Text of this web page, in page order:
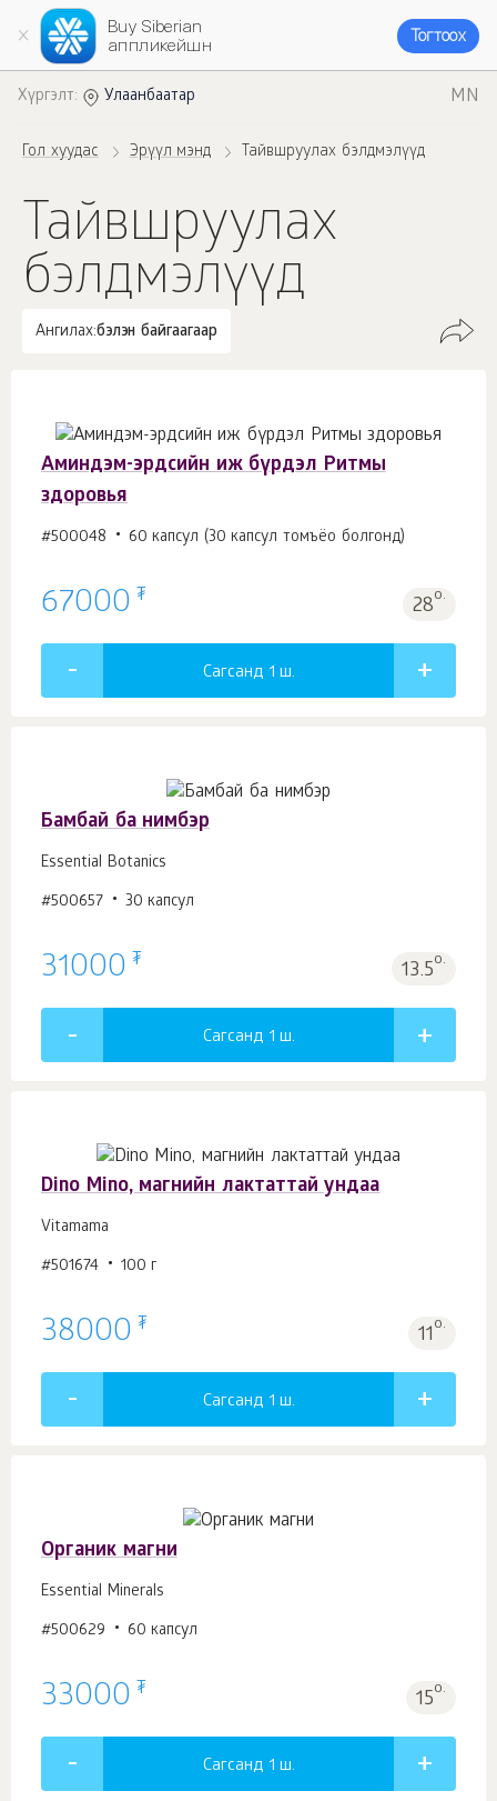
Buy Siberian
аппликейшн
Тогтоох
Хүргэлт: Улаанбаатар MN
Гол хуудас Эрүүл мэнд Тайвшруулах бэлдмэлүүд
Тайвшруулах
бэлдмэлүүд
Ангилах:бэлэн байгаагаар
Аминдэм-эрдсийн иж бүрдэл Ритмы
здоровья
#500048 60 капсул (30 капсул томъёо болгонд)
67000 ₮ 28о.
Сагсанд 1 ш.
Бамбай ба нимбэр
Essential Botanics
#500657 30 капсул
31000 ₮ 13.5о.
Сагсанд 1 ш.
Dino Mino, магнийн лактаттай ундаа
Vitamama
#501674 100 г
38000 ₮ 11о.
Сагсанд 1 ш.
Органик магни
Essential Minerals
#500629 60 капсул
33000 ₮ 15о.
Сагсанд 1 ш.